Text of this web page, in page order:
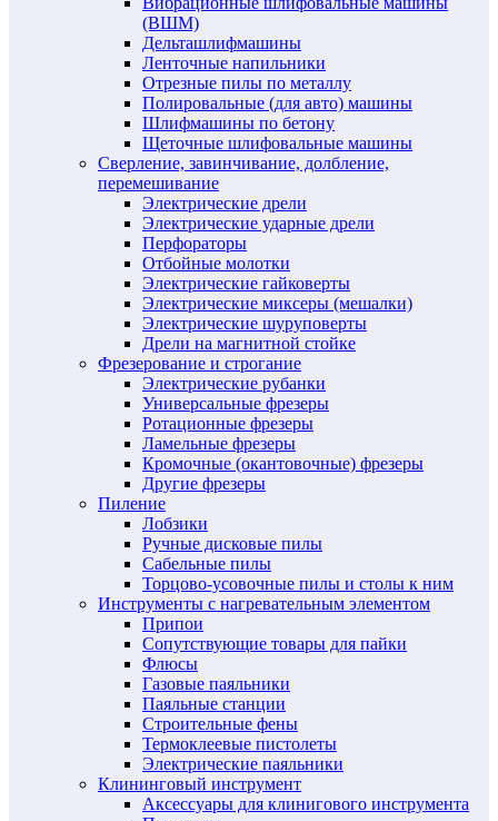
(ВШМ)
Дельташлифмашины
Ленточные напильники
Отрезные пилы по металлу
Полировальные (для авто) машины
Шлифмашины по бетону
Щеточные шлифовальные машины
Сверление, завинчивание, долбление,
перемешивание
Электрические дрели
Электрические ударные дрели
Перфораторы
Отбойные молотки
Электрические гайковерты
Электрические миксеры (мешалки)
Электрические шуруповерты
Дрели на магнитной стойке
Фрезерование и строгание
Электрические рубанки
Универсальные фрезеры
Ротационные фрезеры
Ламельные фрезеры
Кромочные (окантовочные) фрезеры
Другие фрезеры
Пиление
Лобзики
Ручные дисковые пилы
Сабельные пилы
Торцово-усовочные пилы и столы к ним
Инструменты с нагревательным элементом
Припои
Сопутствующие товары для пайки
Флюсы
Газовые паяльники
Паяльные станции
Строительные фены
Термоклеевые пистолеты
Электрические паяльники
Клининговый инструмент
Аксессуары для клинигового инструмента